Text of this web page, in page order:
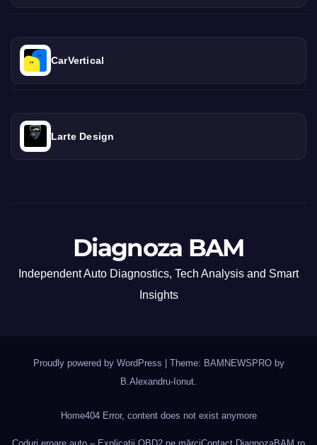
CarVertical
Larte Design
Diagnoza BAM
Independent Auto Diagnostics, Tech Analysis and Smart
Insights
Proudly powered by WordPress | Theme: BAMNEWSPRO by
B.Alexandru-Ionut
Home404 Error, content does not exist anymore